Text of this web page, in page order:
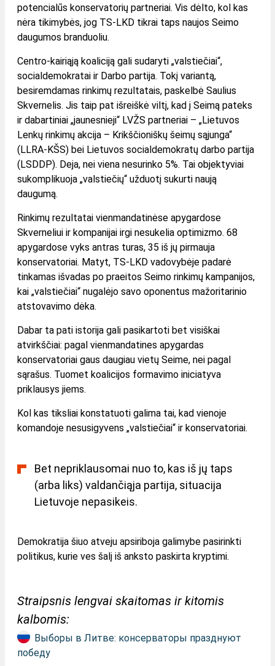
potencialūs konservatorių partneriai. Vis dėlto, kol kas
nėra tikimybės, jog TS-LKD tikrai taps naujos Seimo
daugumos branduoliu.
Centro-kairiąją koaliciją gali sudaryti „valstiečiai“,
socialdemokratai ir Darbo partija. Tokį variantą,
besiremdamas rinkimų rezultatais, paskelbė Saulius
Skvernelis. Jis taip pat išreiškė viltį, kad į Seimą pateks
ir dabartiniai „jaunesnieji“ LVŽS partneriai – „Lietuvos
Lenkų rinkimų akcija – Krikščioniškų šeimų sąjunga“
(LLRA-KŠS) bei Lietuvos socialdemokratų darbo partija
(LSDDP). Deja, nei viena nesurinko 5%. Tai objektyviai
sukomplikuoja „valstiečių“ užduotį sukurti naują
daugumą.
Rinkimų rezultatai vienmandatinėse apygardose
Skverneliui ir kompanijai irgi nesukelia optimizmo. 68
apygardose vyks antras turas, 35 iš jų pirmauja
konservatoriai. Matyt, TS-LKD vadovybėje padarė
tinkamas išvadas po praeitos Seimo rinkimų kampanijos,
kai „valstiečiai“ nugalėjo savo oponentus mažoritarinio
atstovavimo dėka.
Dabar ta pati istorija gali pasikartoti bet visiškai
atvirkščiai: pagal vienmandatines apygardas
konservatoriai gaus daugiau vietų Seime, nei pagal
sąrašus. Tuomet koalicijos formavimo iniciatyva
priklausys jiems.
Kol kas tiksliai konstatuoti galima tai, kad vienoje
komandoje nesusigyvens „valstiečiai“ ir konservatoriai.
Bet nepriklausomai nuo to, kas iš jų taps
(arba liks) valdančiąja partija, situacija
Lietuvoje nepasikeis.
Demokratija šiuo atveju apsiriboja galimybe pasirinkti
politikus, kurie ves šalį iš anksto paskirta kryptimi.
Straipsnis lengvai skaitomas ir kitomis
kalbomis:
Выборы в Литве: консерваторы празднуют
победу